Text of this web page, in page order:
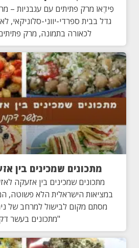
פִידֶאוֹ מרק פתיתים עם עגבניות –
גדל בבית ספרדי-יווני-סלוניקאי,
לכאורה בתמונה, מרק
מתכונים שמכינים בין
מתכונים שמכינים בין אזעקה
במציאות הישראלית הלא פשוטה,
מסתם מקום לבישול למרחב של
"מתכונים בעשר